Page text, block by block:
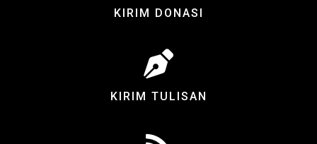
KIRIM DONASI
KIRIM TULISAN